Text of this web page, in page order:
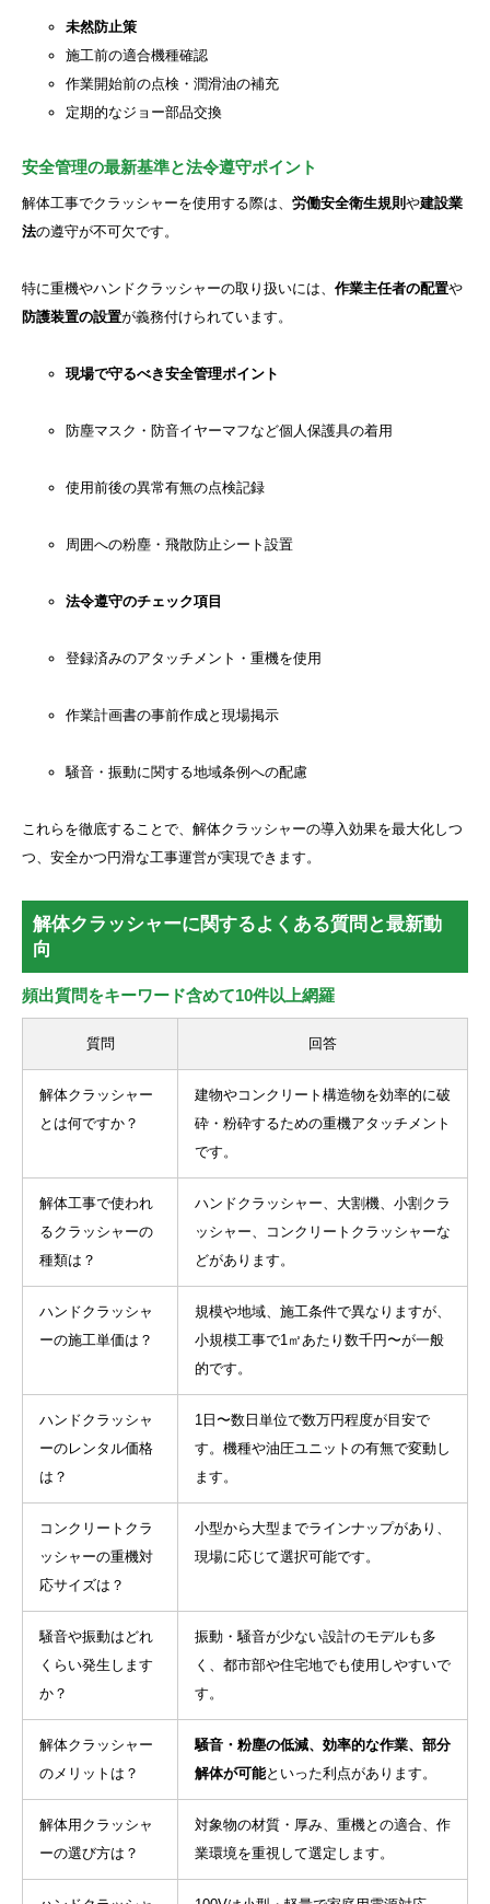
未然防止策
施工前の適合機種確認
作業開始前の点検・潤滑油の補充
定期的なジョー部品交換
安全管理の最新基準と法令遵守ポイント
解体工事でクラッシャーを使用する際は、 労働安全衛生規則 や建設業
法の遵守が不可欠です。
特に重機やハンドクラッシャーの取り扱いには、 作業主任者の配置や
防護装置の設置が義務付けられています。
現場で守るべき安全管理ポイント
防塵マスク・防音イヤーマフなど個人保護具の着用
使用前後の異常有無の点検記録
周囲への粉塵・飛散防止シート設置
法令遵守のチェック項目
登録済みのアタッチメント・重機を使用
作業計画書の事前作成と現場掲示
騒音・振動に関する地域条例への配慮
これらを徹底することで、解体クラッシャーの導入効果を最大化しつ
つ、安全かつ円滑な工事運営が実現できます。
解体クラッシャーに関するよくある質問と最新動
向
頻出質問をキーワード含めて10件以上網羅
質問 回答
解体クラッシャー
とは何ですか？
建物やコンクリート構造物を効率的に破
砕・粉砕するための重機アタッチメント
です。
解体工事で使われ
るクラッシャーの
種類は？
ハンドクラッシャー、大割機、小割クラ
ッシャー、コンクリートクラッシャーな
どがあります。
ハンドクラッシャ
ーの施工単価は？
規模や地域、施工条件で異なりますが、
小規模工事で1㎡あたり数千円〜が一般
的です。
ハンドクラッシャ
ーのレンタル価格
は？
1日〜数日単位で数万円程度が目安で
す。機種や油圧ユニットの有無で変動し
ます。
コンクリートクラ
ッシャーの重機対
応サイズは？
小型から大型までラインナップがあり、
現場に応じて選択可能です。
騒音や振動はどれ
くらい発生します
か？
振動・騒音が少ない設計のモデルも多
く、都市部や住宅地でも使用しやすいで
す。
解体クラッシャー
のメリットは？
騒音・粉塵の低減、効率的な作業、部分
解体が可能といった利点があります。
解体用クラッシャ
ーの選び方は？
対象物の材質・厚み、重機との適合、作
業環境を重視して選定します。